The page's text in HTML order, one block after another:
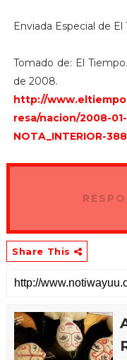
Enviada Especial de El
Tomado de: El
de 2008.
http://
resa/nacion/2008-
NOTA_INTERIOR-
Share This